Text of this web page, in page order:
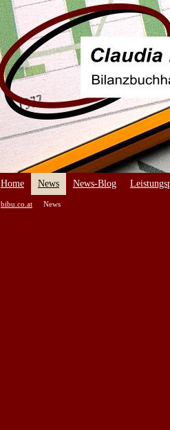
Home News News-Blog
bibu.co.at News